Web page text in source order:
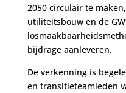
2050 circulair te
utiliteitsbouw en de
bijdrage aanleveren.
De verkenning is
en transitieteamleden